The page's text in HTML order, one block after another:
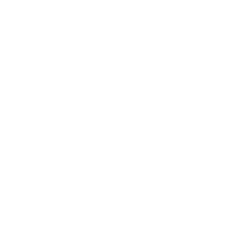
Tél. : 06 29 44 12 05,